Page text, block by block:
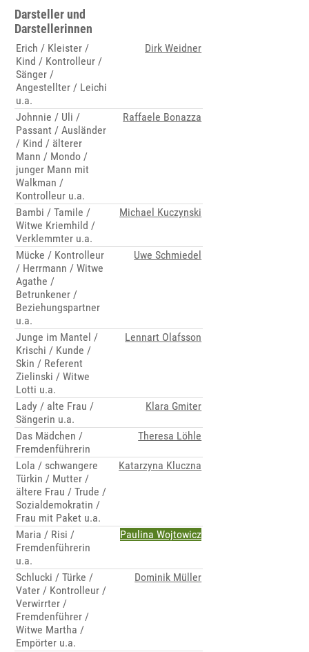
Darsteller und
Darstellerinnen
Erich / Kleister /
Kind / Kontrolleur /
Sänger /
Angestellter / Leichi
u.a.
Dirk Weidner
Johnnie / Uli /
Passant / Ausländer
/ Kind / älterer
Mann / Mondo /
junger Mann mit
Walkman /
Kontrolleur u.a.
Raffaele Bonazza
Bambi / Tamile /
Witwe Kriemhild /
Verklemmter u.a.
Michael Kuczynski
Mücke / Kontrolleur
/ Herrmann / Witwe
Agathe /
Betrunkener /
Beziehungspartner
u.a.
Uwe Schmiedel
Junge im Mantel /
Krischi / Kunde /
Skin / Referent
Zielinski / Witwe
Lotti u.a.
Lennart Olafsson
Lady / alte Frau /
Sängerin u.a.
Klara Gmiter
Das Mädchen /
Fremdenführerin
Theresa Löhle
Lola / schwangere
Türkin / Mutter /
ältere Frau / Trude /
Sozialdemokratin /
Frau mit Paket u.a.
Katarzyna Kluczna
Maria / Risi /
Fremdenführerin
u.a.
Paulina Wojtowicz
Schlucki / Türke /
Vater / Kontrolleur /
Verwirrter /
Fremdenführer /
Witwe Martha /
Empörter u.a.
Dominik Müller